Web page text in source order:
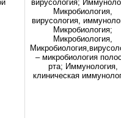
вирусология;
Микробиология,
вирусология,
Микробиология;
Микробиология,
– микробиология
рта; Иммунология,
клиническая
Архив